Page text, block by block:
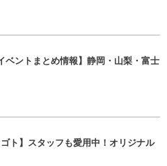
ベントまとめ情報】静岡・山梨・富士
ゴト】スタッフも愛用中！オリジナル